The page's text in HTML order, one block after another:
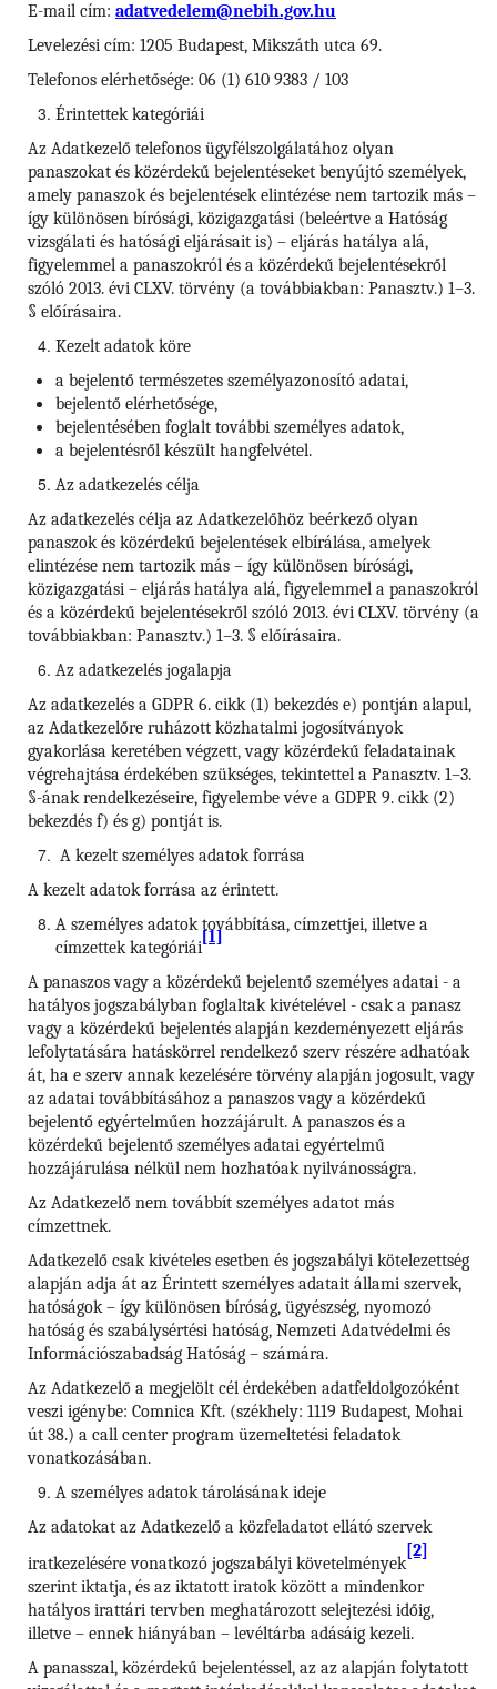
E-mail cím: adatvedelem@nebih.gov.hu
Levelezési cím: 1205 Budapest, Mikszáth utca 69.
Telefonos elérhetősége: 06 (1) 610 9383 / 103
Érintettek kategóriái
Az Adatkezelő telefonos ügyfélszolgálatához olyan
panaszokat és közérdekű bejelentéseket benyújtó személyek,
amely panaszok és bejelentések elintézése nem tartozik más –
így különösen bírósági, közigazgatási (beleértve a Hatóság
vizsgálati és hatósági eljárásait is) – eljárás hatálya alá,
figyelemmel a panaszokról és a közérdekű bejelentésekről
szóló 2013. évi CLXV. törvény (a továbbiakban: Panasztv.) 1–3.
§ előírásaira.
Kezelt adatok köre
a bejelentő természetes személyazonosító adatai,
bejelentő elérhetősége,
bejelentésében foglalt további személyes adatok,
a bejelentésről készült hangfelvétel.
Az adatkezelés célja
Az adatkezelés célja az Adatkezelőhöz beérkező olyan
panaszok és közérdekű bejelentések elbírálása, amelyek
elintézése nem tartozik más – így különösen bírósági,
közigazgatási – eljárás hatálya alá, figyelemmel a panaszokról
és a közérdekű bejelentésekről szóló 2013. évi CLXV. törvény (a
továbbiakban: Panasztv.) 1–3. § előírásaira.
Az adatkezelés jogalapja
Az adatkezelés a GDPR 6. cikk (1) bekezdés e) pontján alapul,
az Adatkezelőre ruházott közhatalmi jogosítványok
gyakorlása keretében végzett, vagy közérdekű feladatainak
végrehajtása érdekében szükséges, tekintettel a Panasztv. 1–3.
§-ának rendelkezéseire, figyelembe véve a GDPR 9. cikk (2)
bekezdés f) és g) pontját is.
A kezelt személyes adatok forrása
A kezelt adatok forrása az érintett.
A személyes adatok továbbítása, címzettjei, illetve a
címzettek kategóriái
[1]
A panaszos vagy a közérdekű bejelentő személyes adatai - a
hatályos jogszabályban foglaltak kivételével - csak a panasz
vagy a közérdekű bejelentés alapján kezdeményezett eljárás
lefolytatására hatáskörrel rendelkező szerv részére adhatóak
át, ha e szerv annak kezelésére törvény alapján jogosult, vagy
az adatai továbbításához a panaszos vagy a közérdekű
bejelentő egyértelműen hozzájárult. A panaszos és a
közérdekű bejelentő személyes adatai egyértelmű
hozzájárulása nélkül nem hozhatóak nyilvánosságra.
Az Adatkezelő nem továbbít személyes adatot más
címzettnek.
Adatkezelő csak kivételes esetben és jogszabályi kötelezettség
alapján adja át az Érintett személyes adatait állami szervek,
hatóságok – így különösen bíróság, ügyészség, nyomozó
hatóság és szabálysértési hatóság, Nemzeti Adatvédelmi és
Információszabadság Hatóság – számára.
Az Adatkezelő a megjelölt cél érdekében adatfeldolgozóként
veszi igénybe: Comnica Kft. (székhely: 1119 Budapest, Mohai
út 38.) a call center program üzemeltetési feladatok
vonatkozásában.
A személyes adatok tárolásának ideje
Az adatokat az Adatkezelő a közfeladatot ellátó szervek
iratkezelésére vonatkozó jogszabályi követelmények
[2]
szerint iktatja, és az iktatott iratok között a mindenkor
hatályos irattári tervben meghatározott selejtezési időig,
illetve – ennek hiányában – levéltárba adásáig kezeli.
A panasszal, közérdekű bejelentéssel, az az alapján folytatott